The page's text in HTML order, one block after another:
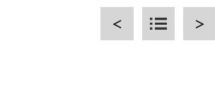
＜ ＞